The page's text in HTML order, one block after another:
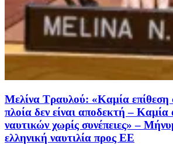
Μελίνα Τραυλού: «Καμία επίθεση
πλοία δεν είναι αποδεκτή – Καμία
ναυτικών χωρίς συνέπειες» –
ελληνική ναυτιλία προς ΕΕ